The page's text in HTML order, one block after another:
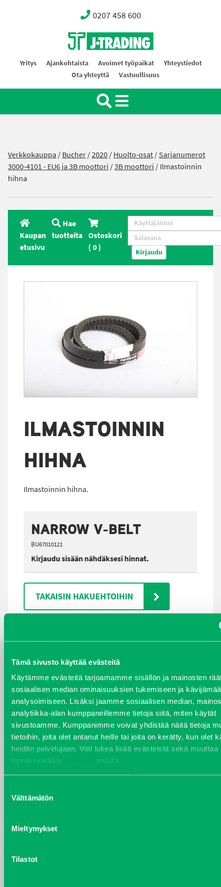
Tämä sivusto käyttää evästeitä
Käytämme evästeitä tarjoamamme sisällön ja mainosten
sosiaalisen median ominaisuuksien tukemiseen ja
analysoimiseen. Lisäksi jaamme sosiaalisen median,
analytiikka-alan kumppaneillemme tietoja siitä, miten käytät
sivustoamme. Kumppanimme voivat yhdistää näitä tietoja
tietoihin, joita olet antanut heille tai joita on kerätty, kun olet
heidän palvelujaan. Voit lukea lisää evästeistä sekä muuttaa
hyväksyntääsi
sivulta.
valinta
Välttämätön
Mieltymykset
Tilastot
0207 458 600
Oy J-Trading Ab
Yritys Ajankohtaista Avoimet työpaikat
Yhteystiedot
Ota yhteyttä
Vastuullisuus
Verkkokauppa /Bucher/2020/Huolto-osat/Sarjanumerot
3000-4101 - EU6 ja 3B moottori /3B moottori / Ilmastoinnin
hihna
Kaupan
etusivu
Hae
tuotteita Ostoskori
(0) Kirjaudu
ILMASTOINNIN
HIHNA
Ilmastoinnin hihna.
NARROW V-BELT
BU67010121
Kirjaudu sisään nähdäksesi hinnat.
TAKAISIN HAKUEHTOIHIN
YHTEYSTIEDOT
VARAOSAT
Varaosat
Puh 020 7458 686
varaosat@j-trading.fi